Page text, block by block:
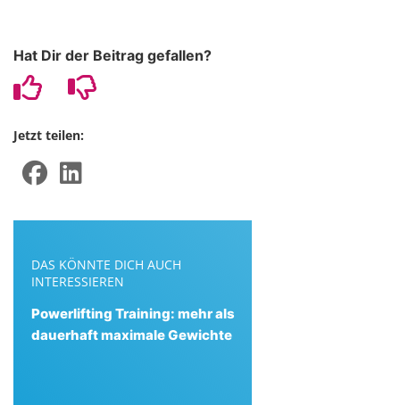
Hat Dir der Beitrag gefallen?
Jetzt teilen:
DAS KÖNNTE DICH AUCH
INTERESSIEREN
Powerlifting Training: mehr als
dauerhaft maximale Gewichte